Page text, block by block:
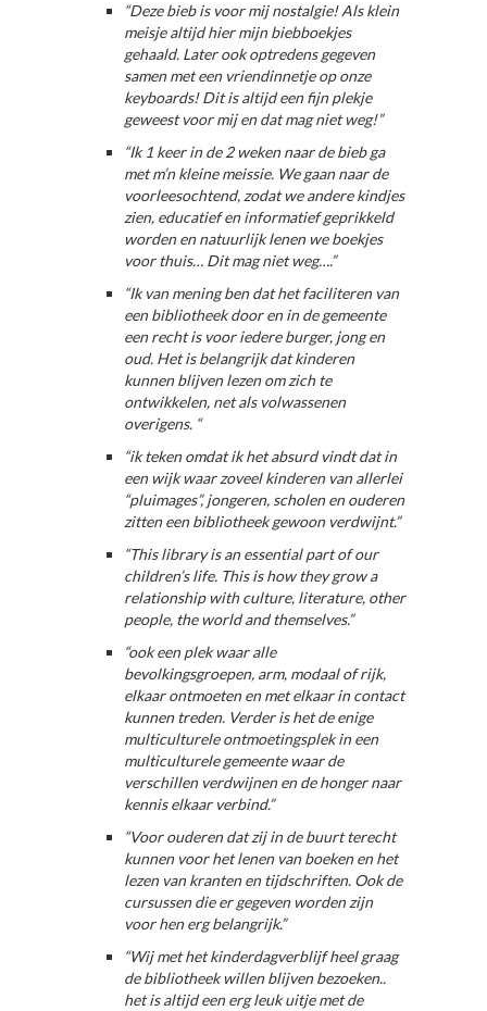
“Deze bieb is voor mij nostalgie! Als klein
meisje altijd hier mijn biebboekjes
gehaald. Later ook optredens gegeven
samen met een vriendinnetje op onze
keyboards! Dit is altijd een fijn plekje
geweest voor mij en dat mag niet weg!”
“Ik 1 keer in de 2 weken naar de bieb ga
met m’n kleine meissie. We gaan naar de
voorleesochtend, zodat we andere kindjes
zien, educatief en informatief geprikkeld
worden en natuurlijk lenen we boekjes
voor thuis… Dit mag niet weg….”
“Ik van mening ben dat het faciliteren van
een bibliotheek door en in de gemeente
een recht is voor iedere burger, jong en
oud. Het is belangrijk dat kinderen
kunnen blijven lezen om zich te
ontwikkelen, net als volwassenen
overigens. “
“ik teken omdat ik het absurd vindt dat in
een wijk waar zoveel kinderen van allerlei
“pluimages”, jongeren, scholen en ouderen
zitten een bibliotheek gewoon verdwijnt.”
“This library is an essential part of our
children’s life. This is how they grow a
relationship with culture, literature, other
people, the world and themselves.”
“ook een plek waar alle
bevolkingsgroepen, arm, modaal of rijk,
elkaar ontmoeten en met elkaar in contact
kunnen treden. Verder is het de enige
multiculturele ontmoetingsplek in een
multiculturele gemeente waar de
verschillen verdwijnen en de honger naar
kennis elkaar verbind.”
“Voor ouderen dat zij in de buurt terecht
kunnen voor het lenen van boeken en het
lezen van kranten en tijdschriften. Ook de
cursussen die er gegeven worden zijn
voor hen erg belangrijk.”
“Wij met het kinderdagverblijf heel graag
de bibliotheek willen blijven bezoeken..
het is altijd een erg leuk uitje met de